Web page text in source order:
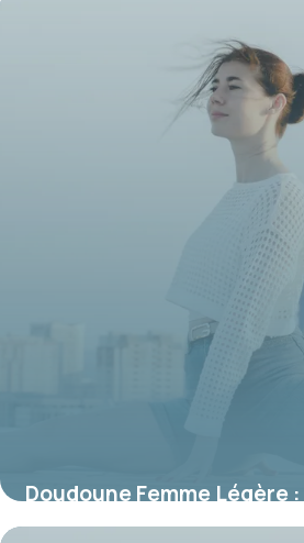
Doudoune Femme Légère
19 juin 2026